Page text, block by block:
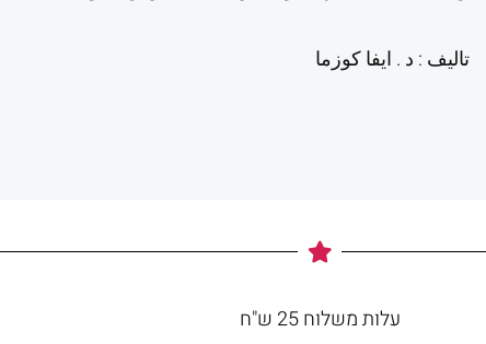
تاليف : د . ايفا كوزما
עלות משלוח 25 ש"ח